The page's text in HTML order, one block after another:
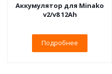
Аккумулятор для Minako
v2/v8 12Ah
Подробнее